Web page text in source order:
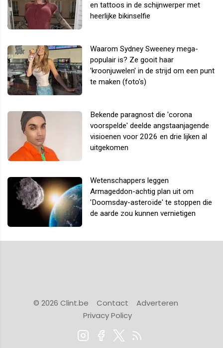
en tattoos in de schijnwerper met
heerlijke bikinselfie
Waarom Sydney Sweeney mega-
populair is? Ze gooit haar
'kroonjuwelen' in de strijd om een punt
te maken (foto's)
Bekende paragnost die 'corona
voorspelde' deelde angstaanjagende
visioenen voor 2026 en drie lijken al
uitgekomen
Wetenschappers leggen
Armageddon-achtig plan uit om
'Doomsday-asteroïde' te stoppen die
de aarde zou kunnen vernietigen
© 2026 Clint.be Contact
Adverteren
Privacy Policy